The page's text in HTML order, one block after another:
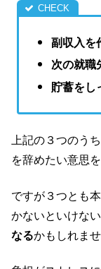
副収入を
次の就職
貯蓄をし
上記の３つのう
を辞めたい意思
ですが３つとも
かないといけない
なるかもしれませ